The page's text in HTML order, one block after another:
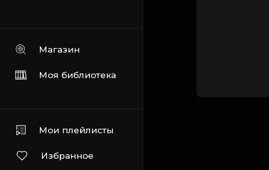
Магазин
Моя библиотека
Мои плейлисты
Избранное